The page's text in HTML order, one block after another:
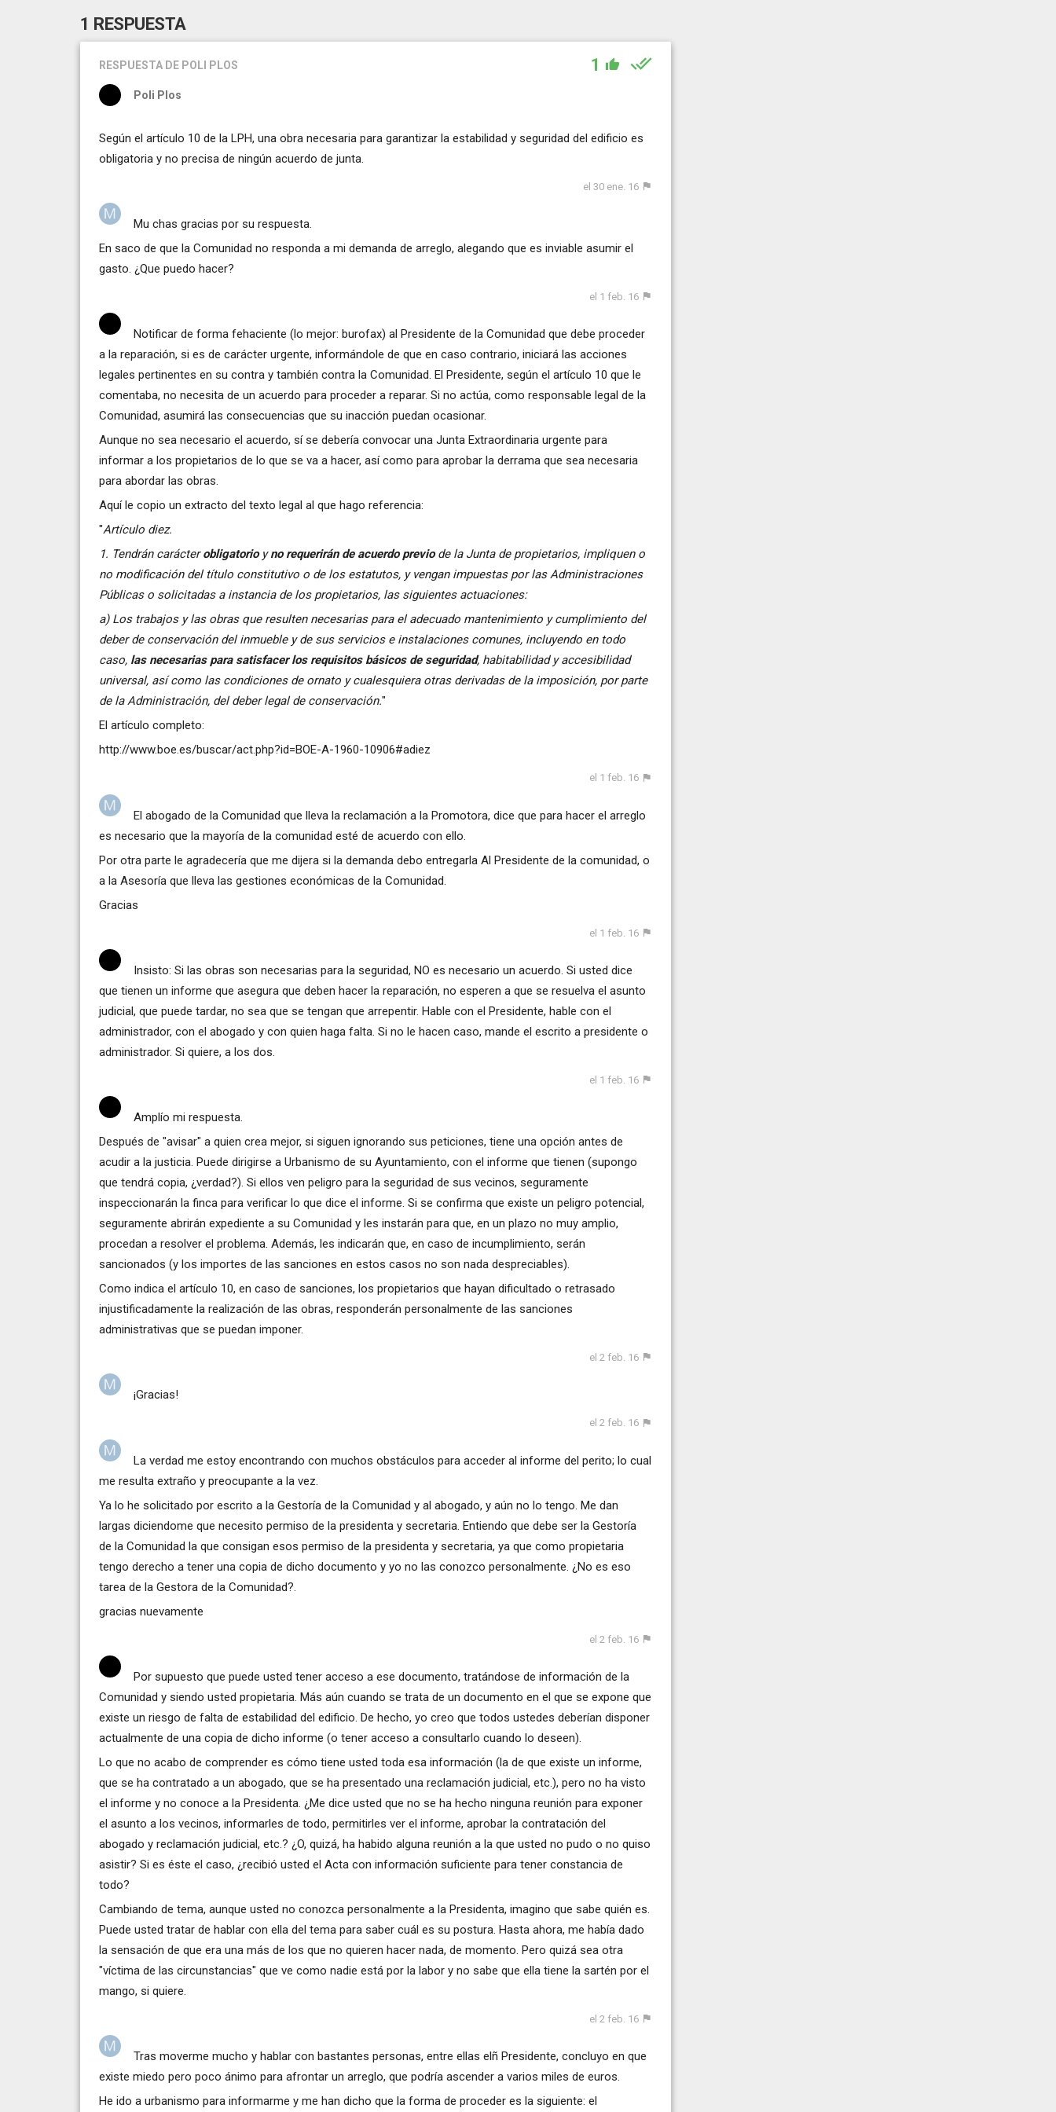
1 RESPUESTA
RESPUESTA DE POLI PLOS 1
Poli Plos
Según el artículo 10 de la LPH, una obra necesaria para garantizar la estabilidad y seguridad del edificio es
obligatoria y no precisa de ningún acuerdo de junta.
el 30 ene. 16
Mu chas gracias por su respuesta.
En saco de que la Comunidad no responda a mi demanda de arreglo, alegando que es inviable asumir el
gasto. ¿Que puedo hacer?
el 1 feb. 16
Notificar de forma fehaciente (lo mejor: burofax) al Presidente de la Comunidad que debe proceder
a la reparación, si es de carácter urgente, informándole de que en caso contrario, iniciará las acciones
legales pertinentes en su contra y también contra la Comunidad. El Presidente, según el artículo 10 que le
comentaba, no necesita de un acuerdo para proceder a reparar. Si no actúa, como responsable legal de la
Comunidad, asumirá las consecuencias que su inacción puedan ocasionar.
Aunque no sea necesario el acuerdo, sí se debería convocar una Junta Extraordinaria urgente para
informar a los propietarios de lo que se va a hacer, así como para aprobar la derrama que sea necesaria
para abordar las obras.
Aquí le copio un extracto del texto legal al que hago referencia:
"Artículo diez.
1. Tendrán carácterobligatorioyno requerirán de acuerdo previode la Junta de propietarios, impliquen o
no modificación del título constitutivo o de los estatutos, y vengan impuestas por las Administraciones
Públicas o solicitadas a instancia de los propietarios, las siguientes actuaciones:
a) Los trabajos y las obras que resulten necesarias para el adecuado mantenimiento y cumplimiento del
deber de conservación del inmueble y de sus servicios e instalaciones comunes, incluyendo en todo
caso, las necesarias para satisfacer los requisitos básicos de seguridad, habitabilidad y accesibilidad
universal, así como las condiciones de ornato y cualesquiera otras derivadas de la imposición, por parte
de la Administración, del deber legal de conservación."
El artículo completo:
http://www.boe.es/buscar/act.php?id=BOE-A-1960-10906#adiez
el 1 feb. 16
El abogado de la Comunidad que lleva la reclamación a la Promotora, dice que para hacer el arreglo
es necesario que la mayoría de la comunidad esté de acuerdo con ello.
Por otra parte le agradecería que me dijera si la demanda debo entregarla Al Presidente de la comunidad, o
a la Asesoría que lleva las gestiones económicas de la Comunidad.
Gracias
el 1 feb. 16
Insisto: Si las obras son necesarias para la seguridad, NO es necesario un acuerdo. Si usted dice
que tienen un informe que asegura que deben hacer la reparación, no esperen a que se resuelva el asunto
judicial, que puede tardar, no sea que se tengan que arrepentir. Hable con el Presidente, hable con el
administrador, con el abogado y con quien haga falta. Si no le hacen caso, mande el escrito a presidente o
administrador. Si quiere, a los dos.
el 1 feb. 16
Amplío mi respuesta.
Después de "avisar" a quien crea mejor, si siguen ignorando sus peticiones, tiene una opción antes de
acudir a la justicia. Puede dirigirse a Urbanismo de su Ayuntamiento, con el informe que tienen (supongo
que tendrá copia, ¿verdad?). Si ellos ven peligro para la seguridad de sus vecinos, seguramente
inspeccionarán la finca para verificar lo que dice el informe. Si se confirma que existe un peligro potencial,
seguramente abrirán expediente a su Comunidad y les instarán para que, en un plazo no muy amplio,
procedan a resolver el problema. Además, les indicarán que, en caso de incumplimiento, serán
sancionados (y los importes de las sanciones en estos casos no son nada despreciables).
Como indica el artículo 10, en caso de sanciones, los propietarios que hayan dificultado o retrasado
injustificadamente la realización de las obras, responderán personalmente de las sanciones
administrativas que se puedan imponer.
el 2 feb. 16
¡Gracias!
el 2 feb. 16
La verdad me estoy encontrando con muchos obstáculos para acceder al informe del perito; lo cual
me resulta extraño y preocupante a la vez.
Ya lo he solicitado por escrito a la Gestoría de la Comunidad y al abogado, y aún no lo tengo. Me dan
largas diciendome que necesito permiso de la presidenta y secretaria. Entiendo que debe ser la Gestoría
de la Comunidad la que consigan esos permiso de la presidenta y secretaria, ya que como propietaria
tengo derecho a tener una copia de dicho documento y yo no las conozco personalmente. ¿No es eso
tarea de la Gestora de la Comunidad?.
gracias nuevamente
el 2 feb. 16
Por supuesto que puede usted tener acceso a ese documento, tratándose de información de la
Comunidad y siendo usted propietaria. Más aún cuando se trata de un documento en el que se expone que
existe un riesgo de falta de estabilidad del edificio. De hecho, yo creo que todos ustedes deberían disponer
actualmente de una copia de dicho informe (o tener acceso a consultarlo cuando lo deseen).
Lo que no acabo de comprender es cómo tiene usted toda esa información (la de que existe un informe,
que se ha contratado a un abogado, que se ha presentado una reclamación judicial, etc.), pero no ha visto
el informe y no conoce a la Presidenta. ¿Me dice usted que no se ha hecho ninguna reunión para exponer
el asunto a los vecinos, informarles de todo, permitirles ver el informe, aprobar la contratación del
abogado y reclamación judicial, etc.? ¿O, quizá, ha habido alguna reunión a la que usted no pudo o no quiso
asistir? Si es éste el caso, ¿recibió usted el Acta con información suficiente para tener constancia de
todo?
Cambiando de tema, aunque usted no conozca personalmente a la Presidenta, imagino que sabe quién es.
Puede usted tratar de hablar con ella del tema para saber cuál es su postura. Hasta ahora, me había dado
la sensación de que era una más de los que no quieren hacer nada, de momento. Pero quizá sea otra
"víctima de las circunstancias" que ve como nadie está por la labor y no sabe que ella tiene la sartén por el
mango, si quiere.
el 2 feb. 16
Tras moverme mucho y hablar con bastantes personas, entre ellas elñ Presidente, concluyo en que
existe miedo pero poco ánimo para afrontar un arreglo, que podría ascender a varios miles de euros.
He ido a urbanismo para informarme y me han dicho que la forma de proceder es la siguiente: el